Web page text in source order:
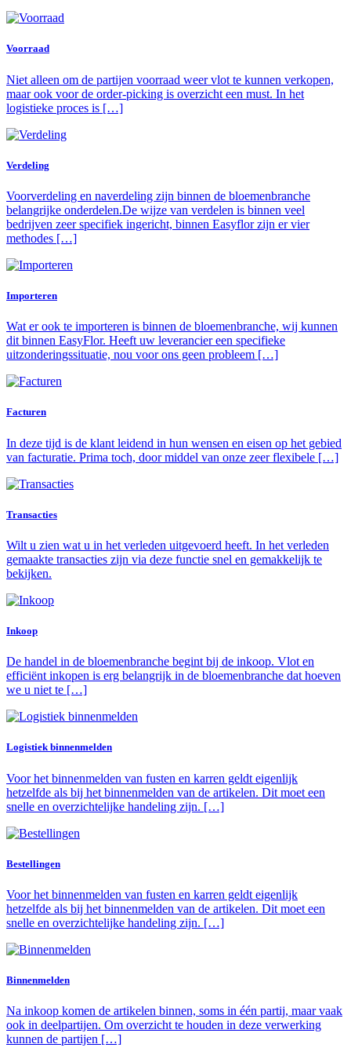
Voorraad
Niet alleen om de partijen voorraad weer vlot te kunnen verkopen,
maar ook voor de order-picking is overzicht een must. In het
logistieke proces is […]
Verdeling
Voorverdeling en naverdeling zijn binnen de bloemenbranche
belangrijke onderdelen.De wijze van verdelen is binnen veel
bedrijven zeer specifiek ingericht, binnen Easyflor zijn er vier
methodes […]
Importeren
Wat er ook te importeren is binnen de bloemenbranche, wij kunnen
dit binnen EasyFlor. Heeft uw leverancier een specifieke
uitzonderingssituatie, nou voor ons geen probleem […]
Facturen
In deze tijd is de klant leidend in hun wensen en eisen op het gebied
van facturatie. Prima toch, door middel van onze zeer flexibele […]
Transacties
Wilt u zien wat u in het verleden uitgevoerd heeft. In het verleden
gemaakte transacties zijn via deze functie snel en gemakkelijk te
bekijken.
Inkoop
De handel in de bloemenbranche begint bij de inkoop. Vlot en
efficiënt inkopen is erg belangrijk in de bloemenbranche dat hoeven
we u niet te […]
Logistiek binnenmelden
Voor het binnenmelden van fusten en karren geldt eigenlijk
hetzelfde als bij het binnenmelden van de artikelen. Dit moet een
snelle en overzichtelijke handeling zijn. […]
Bestellingen
Voor het binnenmelden van fusten en karren geldt eigenlijk
hetzelfde als bij het binnenmelden van de artikelen. Dit moet een
snelle en overzichtelijke handeling zijn. […]
Binnenmelden
Na inkoop komen de artikelen binnen, soms in één partij, maar vaak
ook in deelpartijen. Om overzicht te houden in deze verwerking
kunnen de partijen […]